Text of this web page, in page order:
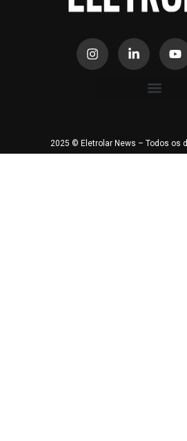
2025 © Eletrolar News – Todos os